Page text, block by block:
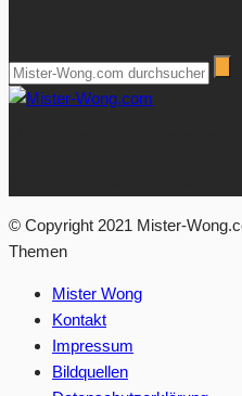
© Copyright 2021 Mister-
Themen
Mister Wong
Kontakt
Impressum
Bildquellen